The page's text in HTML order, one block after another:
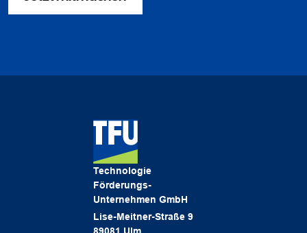
Technologie
Förderungs-
Unternehmen GmbH
Lise-Meitner-Straße 9